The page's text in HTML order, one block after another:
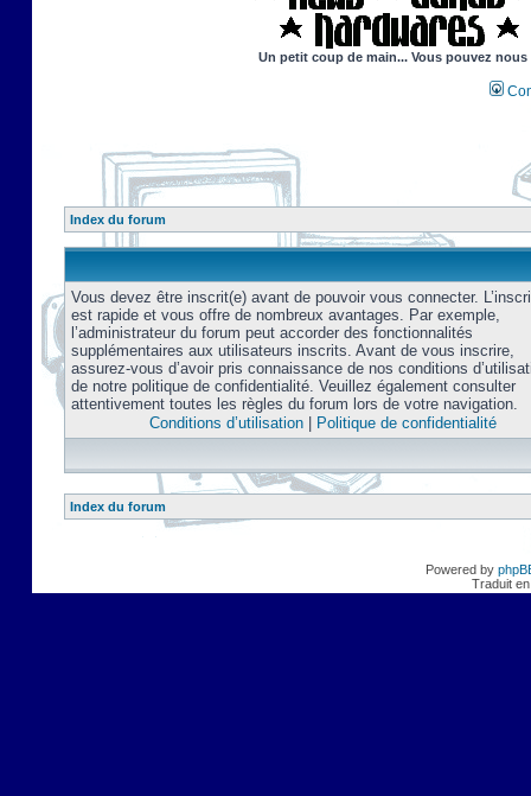
Un petit coup de main... Vous pouvez
Index du forum
Vous devez être inscrit(e) avant de pouvoir vous connecter.
est rapide et vous offre de nombreux avantages. Par exemple,
l’administrateur du forum peut accorder des fonctionnalités
supplémentaires aux utilisateurs inscrits. Avant de vous inscrire,
assurez-vous d’avoir pris connaissance de nos conditions
de notre politique de confidentialité. Veuillez également consulter
attentivement toutes les règles du forum lors de votre navigation.
Conditions d’utilisation| Politique de confidentialité
Index du forum
Powered by
Traduit